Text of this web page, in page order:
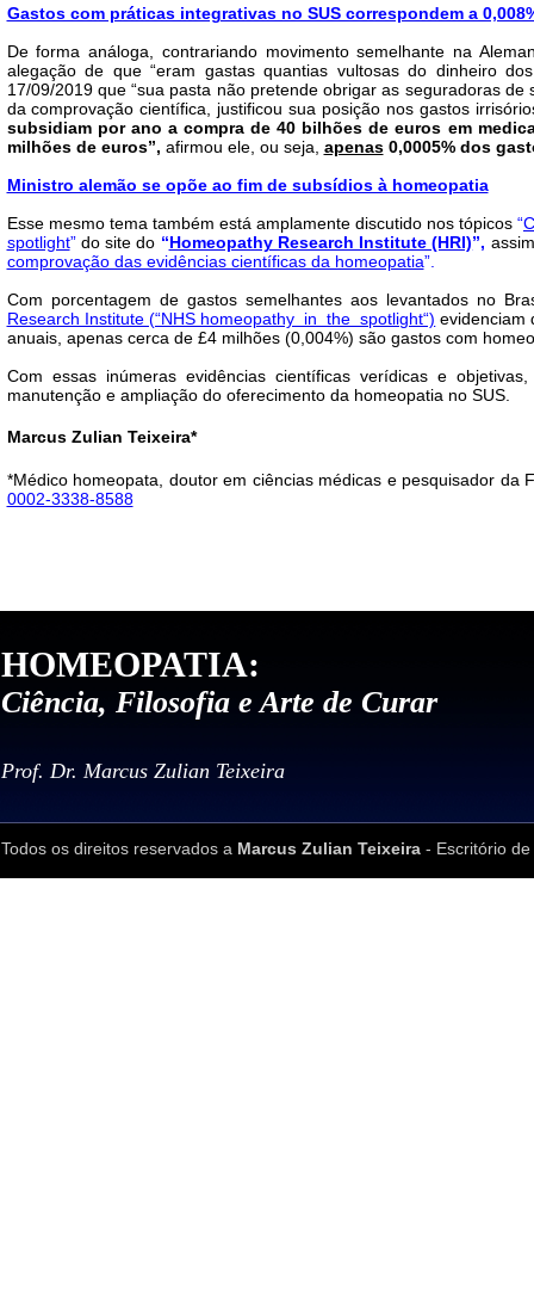
Gastos com práticas integrativas no SUS correspondem a
De forma análoga, contrariando movimento semelhante na
alegação de que “eram gastas quantias vultosas do dinheiro
17/09/2019 que “sua pasta não pretende obrigar as seguradoras
da comprovação científica, justificou sua posição nos gastos
subsidiam por ano a compra de 40 bilhões de euros em
milhões de euros”, afirmou ele, ou seja, apenas 0,0005% dos
Ministro alemão se opõe ao fim de subsídios à homeopatia
Esse mesmo tema também está amplamente discutido nos tópicos “
spotlight”do site do “Homeopathy Research Institute (HRI)”,
comprovação das evidências científicas da homeopatia”.
Com porcentagem de gastos semelhantes aos levantados no
Research Institute (“NHS homeopathy in the spotlight“) evidenciam
anuais, apenas cerca de £4 milhões (0,004%) são gastos com
Com essas inúmeras evidências científicas verídicas e
manutenção e ampliação do oferecimento da homeopatia no SUS.
Marcus Zulian Teixeira*
*Médico homeopata, doutor em ciências médicas e pesquisador
0002-3338-8588
HOMEOPATIA:
Ciência, Filosofia e Arte de Curar
Prof. Dr. Marcus Zulian Teixeira
Todos os direitos reservados a Marcus Zulian Teixeira - Escritório